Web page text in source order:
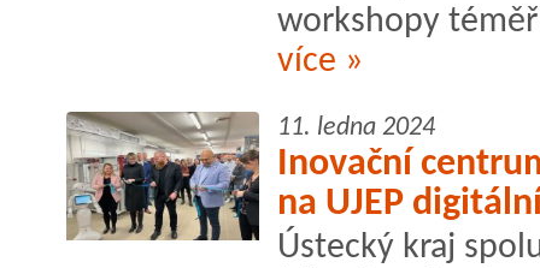
workshopy
více »
11. ledna 2024
Inovační
na UJEP
Ústecký kraj